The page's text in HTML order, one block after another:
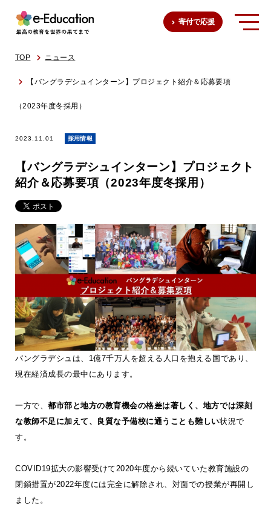
寄付で応援
TOP ニュース
【バングラデシュインターン】プロジェクト紹介＆応募要項
（2023年度冬採用）
2023.11.01 採用情報
【バングラデシュインターン】プロジェクト
紹介＆応募要項（2023年度冬採用）
バングラデシュは、1億7千万人を超える人口を抱える国であり、
現在経済成長の最中にあります。
一方で、都市部と地方の教育機会の格差は著しく、地方では深刻
な教師不足に加えて、良質な予備校に通うことも難しい状況で
す。
COVID19拡大の影響受けて2020年度から続いていた教育施設の
閉鎖措置が2022年度には完全に解除され、対面での授業が再開し
ました。